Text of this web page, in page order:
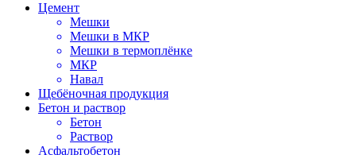
Цемент
Мешки
Мешки в МКР
Мешки в термоплёнке
МКР
Навал
Щебёночная продукция
Бетон и раствор
Бетон
Раствор
Асфальтобетон